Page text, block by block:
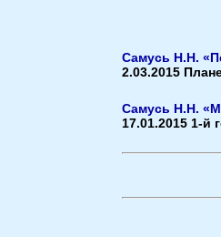
Самусь Н.Н.
2.03.2015
Самусь Н.Н.
17.01.2015 1-